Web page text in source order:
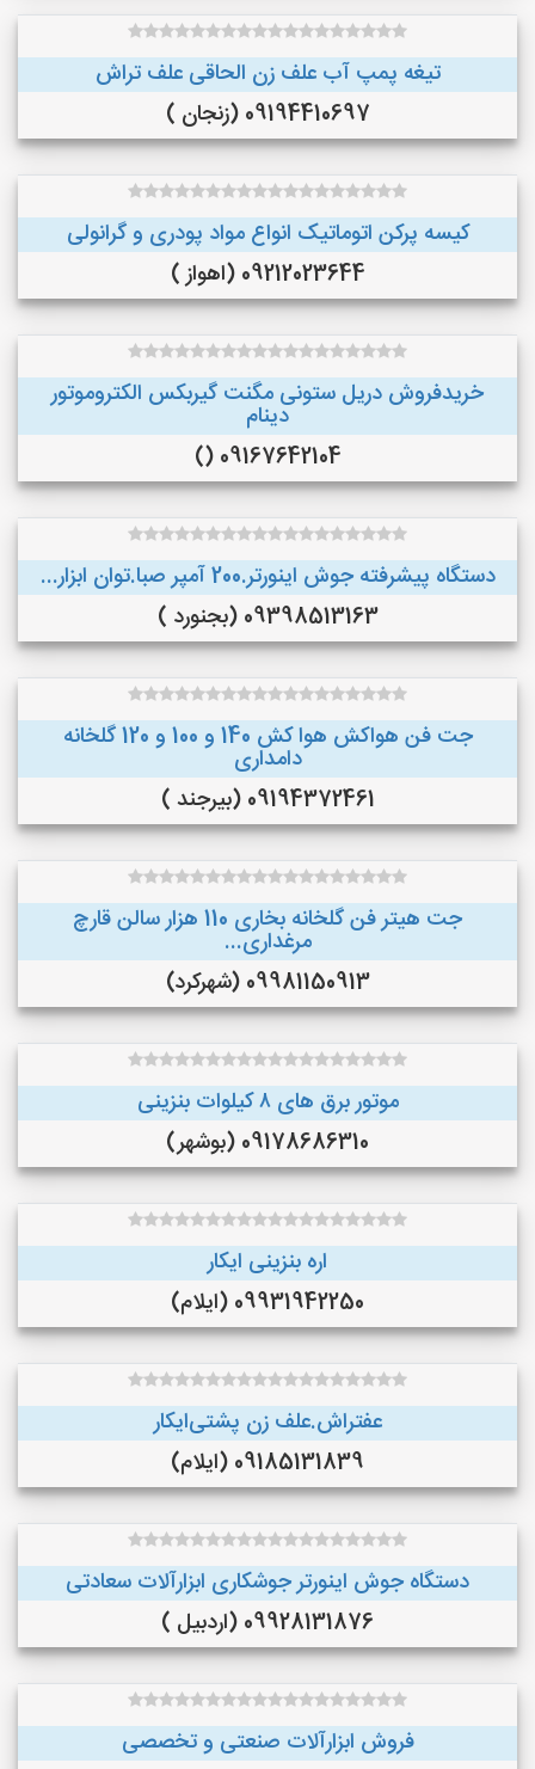
تیغه پمپ آب علف زن الحاقی علف تراش
09194410697 (زنجان )
کیسه پرکن اتوماتیک انواع مواد پودری و گرانولی
09212023644 (اهواز )
خریدفروش دریل ستونی مگنت گیربکس الکتروموتور
دینام
09167642104 ()
دستگاه پیشرفته جوش اینورتر.200 آمپر صبا.توان ابزار...
09398513163 (بجنورد )
جت فن هواکش هوا کش 140 و 100 و 120 گلخانه
دامداری
09194372461 (بیرجند )
جت هیتر فن گلخانه بخاری 110 هزار سالن قارچ
مرغداری...
09981150913 (شهرکرد)
موتور برق های ٨ کیلوات بنزینی
09178686310 (بوشهر)
اره بنزینی ایکار
09931942250 (ایلام)
عفتراش.علف زن پشتی‌ایکار
09185131839 (ایلام)
دستگاه جوش اینورتر جوشکاری ابزارآلات سعادتی
09928131876 (اردبیل )
فروش ابزارآلات صنعتی و تخصصی